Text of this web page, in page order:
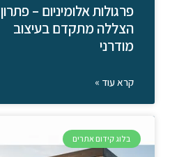
פרגולות אלומיניום – פתרון
הצללה מתקדם בעיצוב
מודרני
קרא עוד »
בלוג קידום אתרים